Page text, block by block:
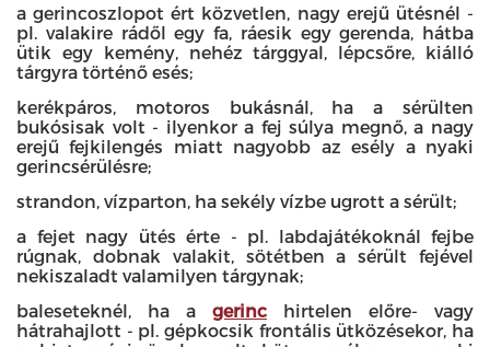
a gerincoszlopot ért közvetlen, nagy erejű ütésnél -
pl. valakire rádől egy fa, ráesik egy gerenda, hátba
ütik egy kemény, nehéz tárggyal, lépcsőre, kiálló
tárgyra történő esés;
kerékpáros, motoros bukásnál, ha a sérülten
bukósisak volt - ilyenkor a fej súlya megnő, a nagy
erejű fejkilengés miatt nagyobb az esély a nyaki
gerincsérülésre;
strandon, vízparton, ha sekély vízbe ugrott a sérült;
a fejet nagy ütés érte - pl. labdajátékoknál fejbe
rúgnak, dobnak valakit, sötétben a sérült fejével
nekiszaladt valamilyen tárgynak;
baleseteknél, ha a gerinc hirtelen előre- vagy
hátrahajlott - pl. gépkocsik frontális ütközésekor, ha